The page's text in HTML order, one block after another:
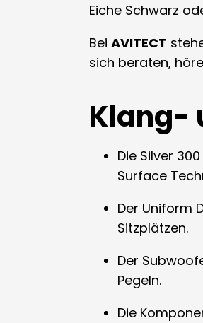
Eiche Schwarz
Bei AVITECT
sich beraten,
Klang-
Die Silver
Surface
Der Uniform
Sitzplätzen.
Der
Pegeln.
Die